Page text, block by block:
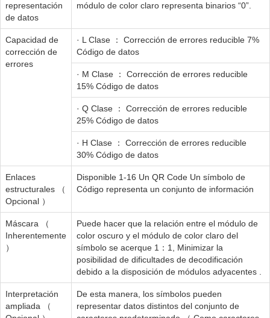
representación
de datos
módulo de color claro representa binarios “0”.
Capacidad de
corrección de
errores
· L Clase ： Corrección de errores reducible 7%
Código de datos
· M Clase ： Corrección de errores reducible
15% Código de datos
· Q Clase ： Corrección de errores reducible
25% Código de datos
· H Clase ： Corrección de errores reducible
30% Código de datos
Enlaces
estructurales （
Opcional ）
Disponible 1-16 Un QR Code Un símbolo de
Código representa un conjunto de información
Máscara （
Inherentemente
）
Puede hacer que la relación entre el módulo de
color oscuro y el módulo de color claro del
símbolo se acerque 1：1, Minimizar la
posibilidad de dificultades de decodificación
debido a la disposición de módulos adyacentes .
Interpretación
ampliada （
De esta manera, los símbolos pueden
representar datos distintos del conjunto de